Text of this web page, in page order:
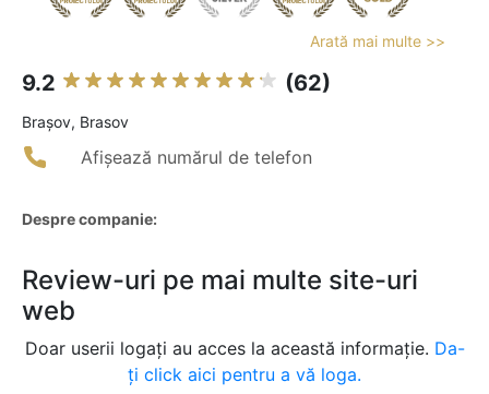
Arată mai multe >>
9.2 (62)
Braşov, Brasov
Afișează numărul de telefon
Despre companie:
Review-uri pe mai multe site-uri
web
Doar userii logați au acces la această informație. Da-
ți click aici pentru a vă loga.